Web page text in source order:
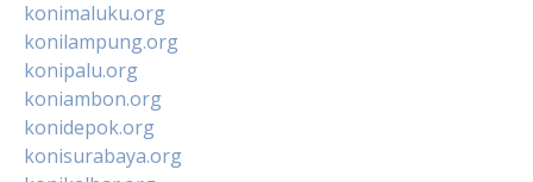
konimaluku.org
konilampung.org
konipalu.org
koniambon.org
konidepok.org
konisurabaya.org